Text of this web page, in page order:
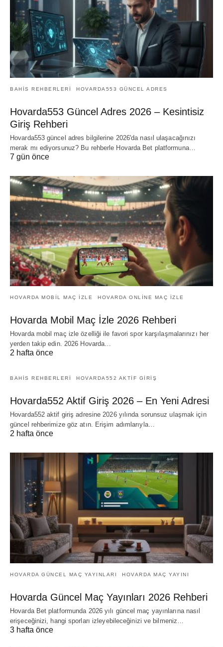
BAHIS REHBERLERI HOVARDA553 GÜNCEL ADRES
Hovarda553 Güncel Adres 2026 – Kesintisiz
Giriş Rehberi
Hovarda553 güncel adres bilgilerine 2026'da nasıl ulaşacağınızı
merak mı ediyorsunuz? Bu rehberle Hovarda Bet platformuna…
7 gün önce
HOVARDA MOBIL MAÇ IZLE HOVARDA ONLINE MAÇ IZLE
Hovarda Mobil Maç İzle 2026 Rehberi
Hovarda mobil maç izle özelliği ile favori spor karşılaşmalarınızı her
yerden takip edin. 2026 Hovarda…
2 hafta önce
BAHIS REHBERLERI HOVARDA552 AKTIF GIRIŞ
Hovarda552 Aktif Giriş 2026 – En Yeni Adresi
Hovarda552 aktif giriş adresine 2026 yılında sorunsuz ulaşmak için
güncel rehberimize göz atın. Erişim adımlarıyla…
2 hafta önce
HOVARDA GÜNCEL MAÇ YAYINLARI HOVARDA MAÇ YAYINI
Hovarda Güncel Maç Yayınları 2026 Rehberi
Hovarda Bet platformunda 2026 yılı güncel maç yayınlarına nasıl
erişeceğinizi, hangi sporları izleyebileceğinizi ve bilmeniz…
3 hafta önce